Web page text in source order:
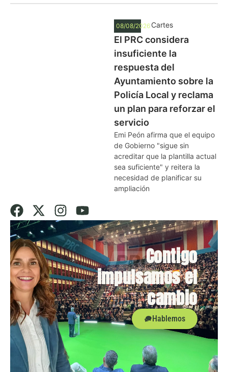
08/08/2026 Cartes
El PRC considera
insuficiente la
respuesta del
Ayuntamiento sobre la
Policía Local y reclama
un plan para reforzar el
servicio
Emi Peón afirma que el equipo
de Gobierno "sigue sin
acreditar que la plantilla actual
sea suficiente" y reitera la
necesidad de planificar su
ampliación
Contigo
impulsamos el
cambio
Hablemos